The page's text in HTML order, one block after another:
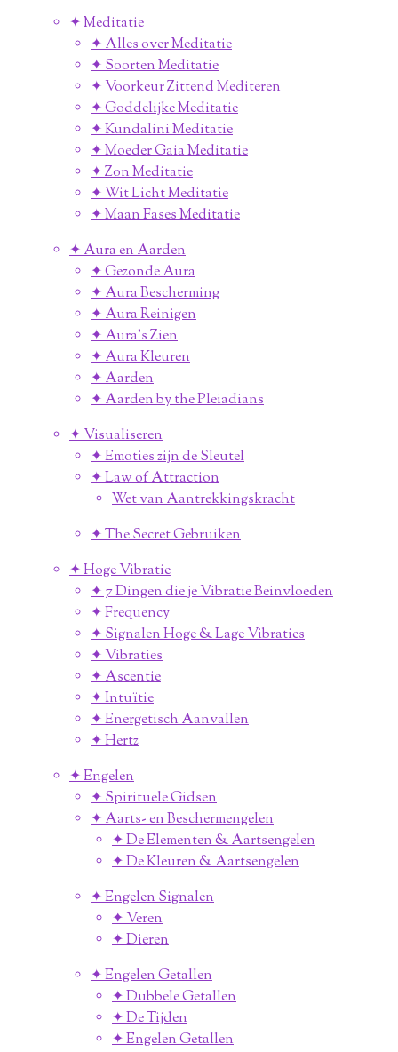
✦ Meditatie
✦ Alles over Meditatie
✦ Soorten Meditatie
✦ Voorkeur Zittend Mediteren
✦ Goddelijke Meditatie
✦ Kundalini Meditatie
✦ Moeder Gaia Meditatie
✦ Zon Meditatie
✦ Wit Licht Meditatie
✦ Maan Fases Meditatie
✦ Aura en Aarden
✦ Gezonde Aura
✦ Aura Bescherming
✦ Aura Reinigen
✦ Aura's Zien
✦ Aura Kleuren
✦ Aarden
✦ Aarden by the Pleiadians
✦ Visualiseren
✦ Emoties zijn de Sleutel
✦ Law of Attraction
Wet van Aantrekkingskracht
✦ The Secret Gebruiken
✦ Hoge Vibratie
✦ 7 Dingen die je Vibratie Beinvloeden
✦ Frequency
✦ Signalen Hoge & Lage Vibraties
✦ Vibraties
✦ Ascentie
✦ Intuïtie
✦ Energetisch Aanvallen
✦ Hertz
✦ Engelen
✦ Spirituele Gidsen
✦ Aarts- en Beschermengelen
✦ De Elementen & Aartsengelen
✦ De Kleuren & Aartsengelen
✦ Engelen Signalen
✦ Veren
✦ Dieren
✦ Engelen Getallen
✦ Dubbele Getallen
✦ De Tijden
✦ Engelen Getallen